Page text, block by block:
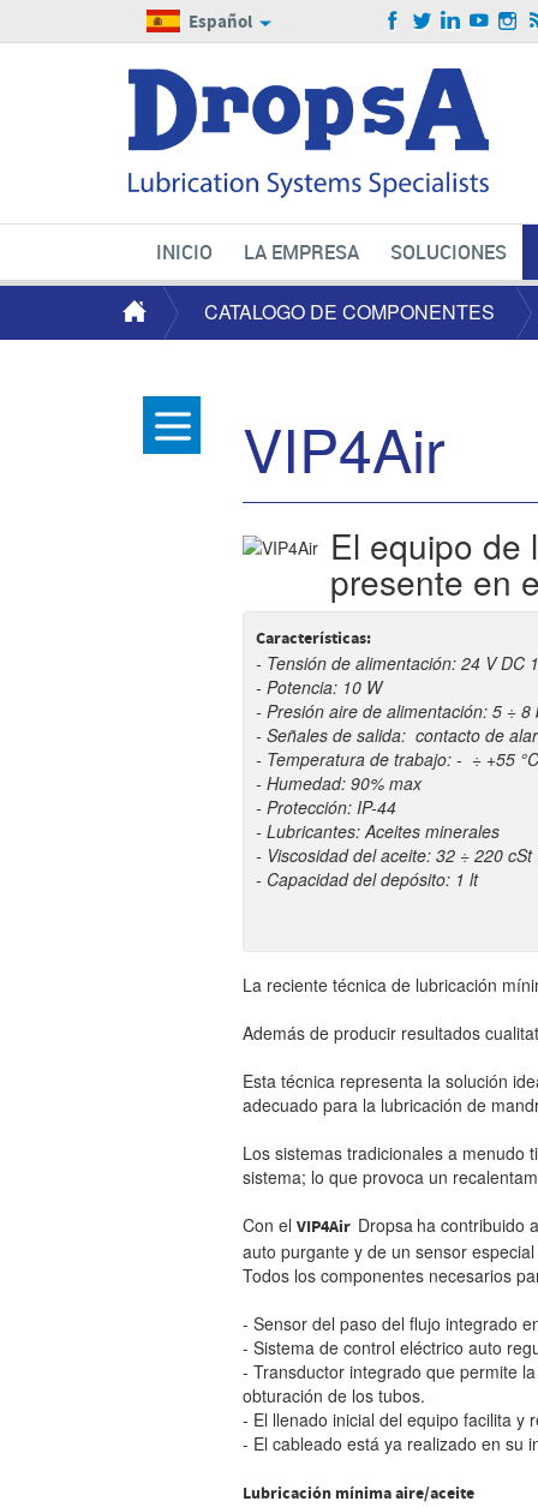
Español
INICIO LA EMPRESA SOLUCIONES
CATALOGO DE COMPONENTES
VIP4Air
El equipo de
presente en
Características:
- Tensión de alimentación: 24 V DC
- Potencia: 10 W
- Presión aire de alimentación: 5 ÷
- Señales de salida: contacto de
- Temperatura de trabajo: - ÷ +55
- Humedad: 90% max
- Protección: IP-44
- Lubricantes: Aceites minerales
- Viscosidad del aceite: 32 ÷ 220
- Capacidad del depósito: 1 lt
La reciente técnica de lubricación
Además de producir resultados
Esta técnica representa la solución
adecuado para la lubricación de
Los sistemas tradicionales a menudo
sistema; lo que provoca un
Con el VIP4Air Dropsa ha contribuido
auto purgante y de un sensor
Todos los componentes necesarios
- Sensor del paso del flujo integrado
- Sistema de control eléctrico auto
- Transductor integrado que permite
obturación de los tubos.
- El llenado inicial del equipo facilita y
- El cableado está ya realizado en su
Lubricación mínima aire/aceite